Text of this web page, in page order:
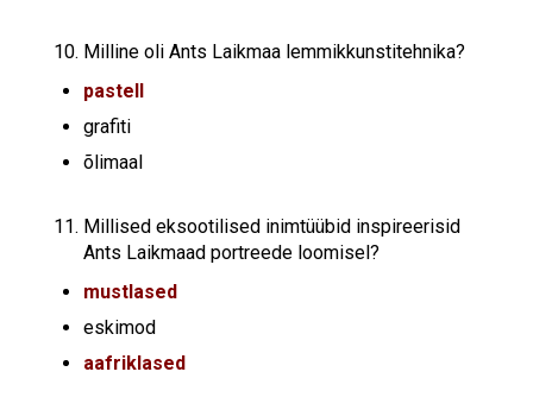
Milline oli Ants Laikmaa lemmikkunstitehnika?
pastell
grafiti
õlimaal
Millised eksootilised inimtüübid inspireerisid
Ants Laikmaad portreede loomisel?
mustlased
eskimod
aafriklased